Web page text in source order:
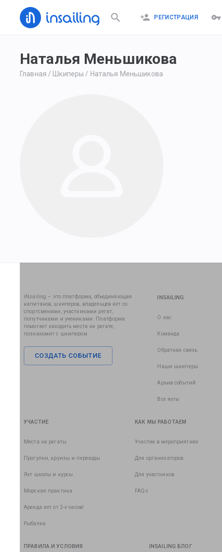
РЕГИСТРАЦИЯ
Наталья Меньшикова
Главная / Шкиперы / Наталья Меньшикова
iNsailing – это платформа, объединяющая
капитанов, шкиперов, владельцев яхт со
спортсменами, участниками регат,
попутчиками и учениками. Платформа
помогает находить места на регате,
познакомит с шкипером.
СОЗДАТЬ СОБЫТИЕ
INSAILING
О нас
Команда
Обратная связь
Наши шкиперы
Архив событий
Все яхты
УЧАСТИЕ
Места на регаты
Прогулки, круизы и переходы
Яхт школы и курсы
Морская практика
Аренда яхт от 2-х часов!
Рыбалка
КАК МЫ РАБОТАЕМ
Участие в мероприятиях
Для организаторов
Для участников
FAQs
ПРАВИЛА И УСЛОВИЯ INSAILING БЛОГ